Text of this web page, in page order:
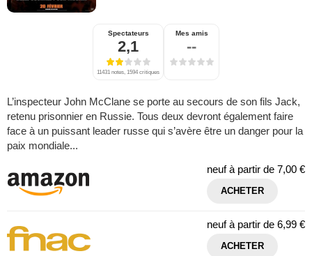
Spectateurs
2,1
11431 notes, 1594 critiques
Mes amis
--
L’inspecteur John McClane se porte au secours de son fils Jack,
retenu prisonnier en Russie. Tous deux devront également faire
face à un puissant leader russe qui s’avère être un danger pour la
paix mondiale...
neuf à partir de 7,00 €
ACHETER
neuf à partir de 6,99 €
ACHETER